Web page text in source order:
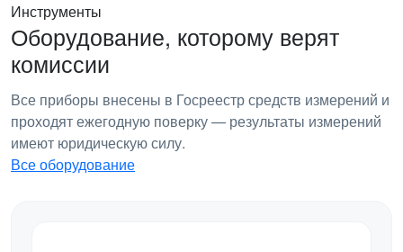
Инструменты
Оборудование, которому верят
комиссии
Все приборы внесены в Госреестр средств измерений и
проходят ежегодную поверку — результаты измерений
имеют юридическую силу.
Все оборудование